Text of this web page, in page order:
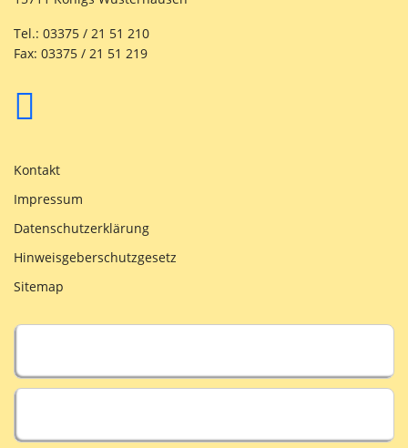
Tel.: 03375 / 21 51 210
Fax: 03375 / 21 51 219
Kontakt
Impressum
Datenschutzerklärung
Hinweisgeberschutzgesetz
Sitemap